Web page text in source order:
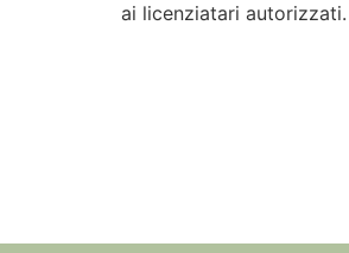
ai licenziatari